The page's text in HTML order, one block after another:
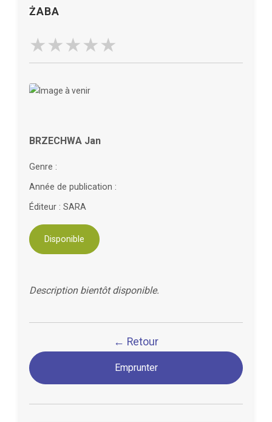
ŻABA
BRZECHWA Jan
Genre :
Année de publication :
Éditeur : SARA
Disponible
Description bientôt disponible.
← Retour
Emprunter